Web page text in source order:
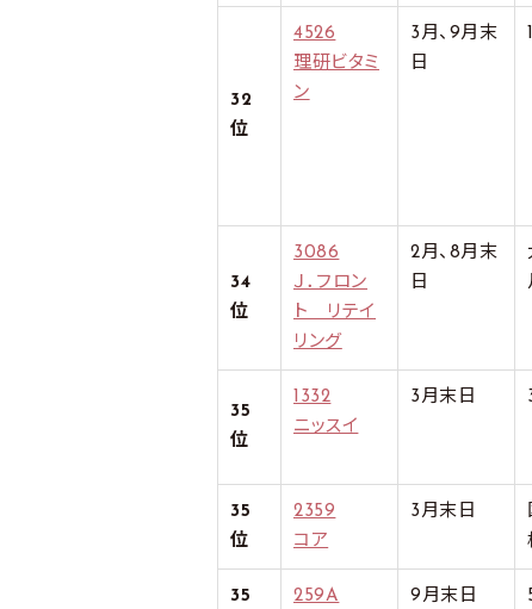
32
位
4526
理研ビタミ
ン
3月、9月末
日
34
位
3086
Ｊ．フロン
ト リテイ
リング
2月、8月末
日
35
位
1332
ニッスイ
3月末日
35
位
2359
コア
3月末日
35
259A
9月末日